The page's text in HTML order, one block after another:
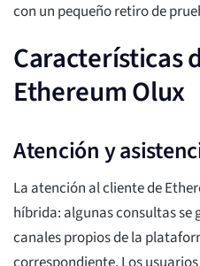
con un pequeño retiro de
Características
Ethereum Olux
Atención y
La atención al cliente de
híbrida: algunas consultas se
canales propios de la